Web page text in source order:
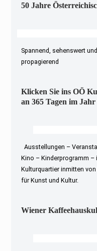
50 Jahre
Spannend, sehenswert
propagierend
Klicken Sie ins OÖ
an 365 Tagen im Jahr
Ausstellungen –
Kino – Kinderprogramm
Kulturquartier inmitten
für Kunst und Kultur.
Wiener